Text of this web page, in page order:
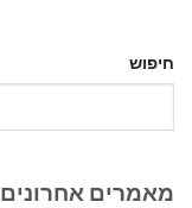
חיפוש
מאמרים אחרונים